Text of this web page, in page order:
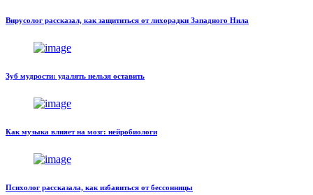
Вирусолог рассказал, как защититься от лихорадки Западного Нила
Зуб мудрости: удалять нельзя оставить
Как музыка влияет на мозг: нейробиологи
Психолог рассказала, как избавиться от бессонницы